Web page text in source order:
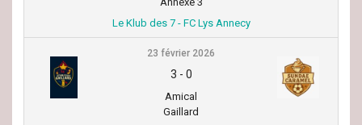
Le Klub des 7 - FC Lys Annecy
23 février 2026
3 - 0
Amical
Gaillard